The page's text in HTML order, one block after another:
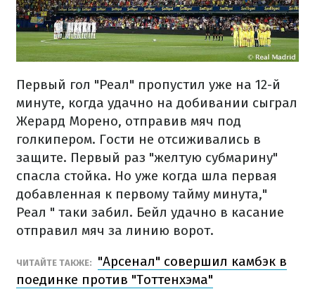
Первый гол "Реал" пропустил уже на 12-й
минуте, когда удачно на добивании сыграл
Жерард Морено, отправив мяч под
голкипером. Гости не отсиживались в
защите. Первый раз "желтую субмарину"
спасла стойка. Но уже когда шла первая
добавленная к первому тайму минута,"
Реал " таки забил. Бейл удачно в касание
отправил мяч за линию ворот.
ЧИТАЙТЕ ТАКЖЕ:
"Арсенал" совершил камбэк в
поединке против "Тоттенхэма"